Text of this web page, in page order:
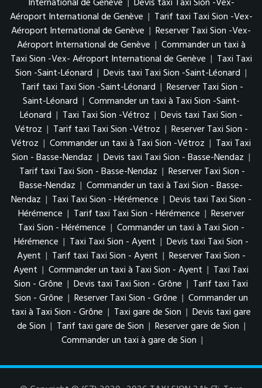
Aéroport International de Genève | Tarif taxi Taxi Sion -Vex-
Aéroport International de Genève | Reserver Taxi Sion -Vex-
Aéroport International de Genève | Commander un taxi à
Taxi Sion -Vex- Aéroport International de Genève | Taxi Taxi
Sion -Saint-Léonard | Devis taxi Taxi Sion -Saint-Léonard |
Tarif taxi Taxi Sion -Saint-Léonard | Reserver Taxi Sion -
Saint-Léonard | Commander un taxi à Taxi Sion -Saint-
Léonard | Taxi Taxi Sion -Vétroz | Devis taxi Taxi Sion -
Vétroz | Tarif taxi Taxi Sion -Vétroz | Reserver Taxi Sion -
Vétroz | Commander un taxi à Taxi Sion -Vétroz | Taxi Taxi
Sion - Basse-Nendaz | Devis taxi Taxi Sion - Basse-Nendaz |
Tarif taxi Taxi Sion - Basse-Nendaz | Reserver Taxi Sion -
Basse-Nendaz | Commander un taxi à Taxi Sion - Basse-
Nendaz | Taxi Taxi Sion - Hérémence | Devis taxi Taxi Sion -
Hérémence | Tarif taxi Taxi Sion - Hérémence | Reserver
Taxi Sion - Hérémence | Commander un taxi à Taxi Sion -
Hérémence | Taxi Taxi Sion - Ayent | Devis taxi Taxi Sion -
Ayent | Tarif taxi Taxi Sion - Ayent | Reserver Taxi Sion -
Ayent | Commander un taxi à Taxi Sion - Ayent | Taxi Taxi
Sion - Grône | Devis taxi Taxi Sion - Grône | Tarif taxi Taxi
Sion - Grône | Reserver Taxi Sion - Grône | Commander un
taxi à Taxi Sion - Grône | Taxi gare de Sion | Devis taxi gare
de Sion | Tarif taxi gare de Sion | Reserver gare de Sion |
Commander un taxi à gare de Sion |